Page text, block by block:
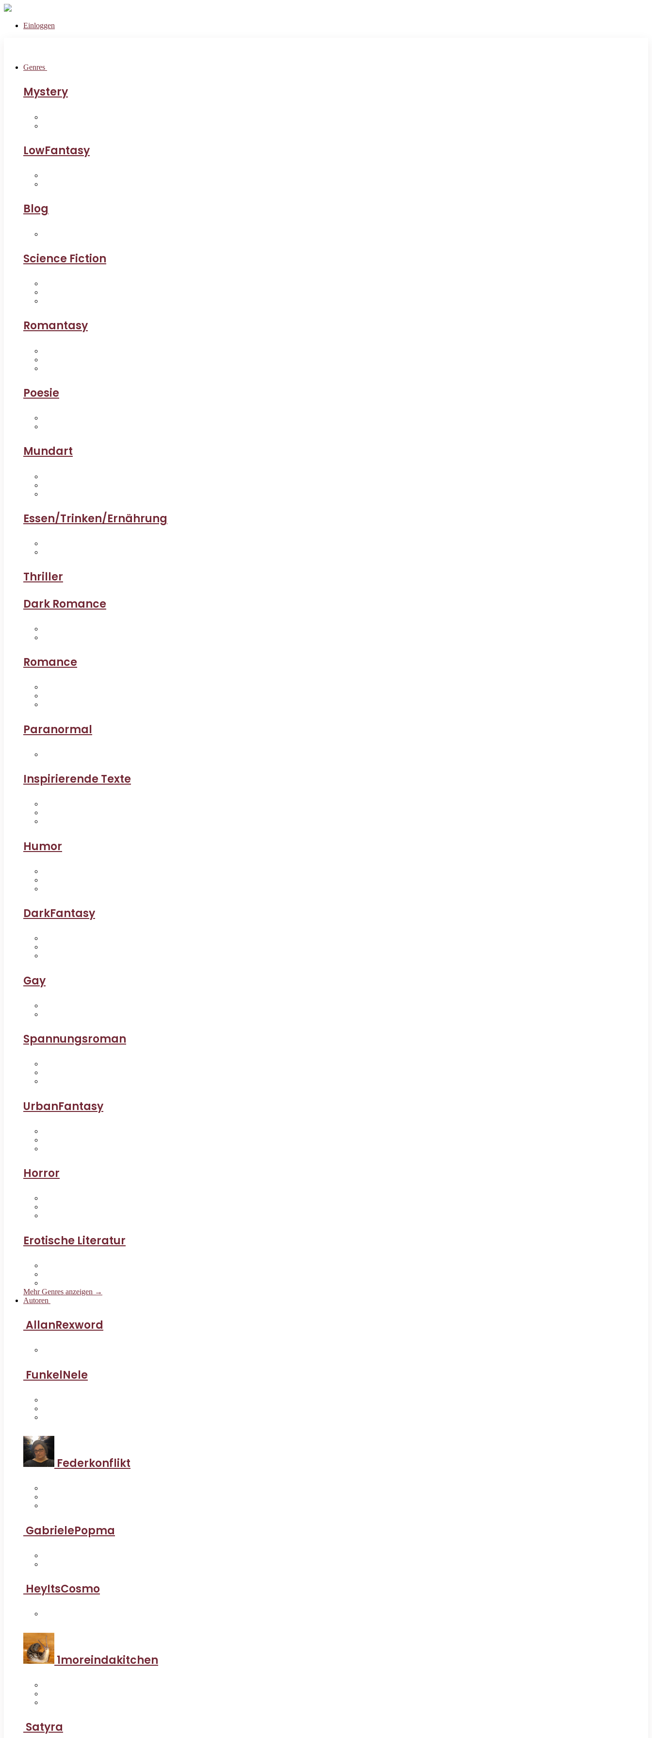
Einloggen
Genres
Mystery
LowFantasy
Blog
Science Fiction
Romantasy
Poesie
Mundart
Essen/Trinken/Ernährung
Thriller
Dark Romance
Romance
Paranormal
Inspirierende Texte
Humor
DarkFantasy
Gay
Spannungsroman
UrbanFantasy
Horror
Erotische Literatur
Mehr Genres anzeigen →
Autoren
AllanRexword
FunkelNele
Federkonflikt
GabrielePopma
HeyItsCosmo
1moreindakitchen
Satyra